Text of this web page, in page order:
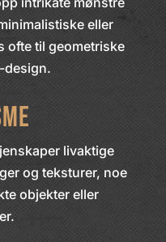
eller
ofte til geometriske
design.
livaktige
og teksturer, noe
objekter eller